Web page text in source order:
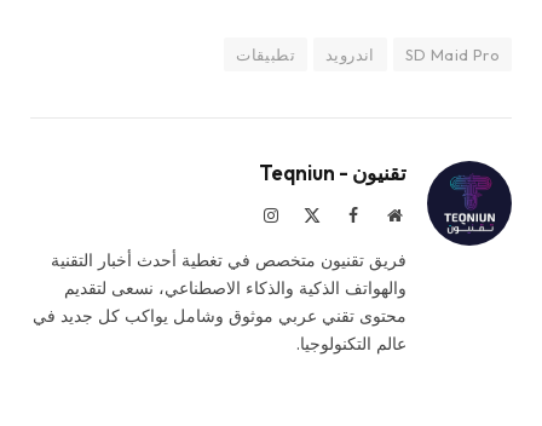
SD Maid Pro اندرويد تطبيقات
تقنيون - Teqniun
موقعفيسبوك الانستغرام
فريق تقنيون متخصص في تغطية أحدث أخبار التقنية
والهواتف الذكية والذكاء الاصطناعي، نسعى لتقديم
محتوى تقني عربي موثوق وشامل يواكب كل جديد في
عالم التكنولوجيا.